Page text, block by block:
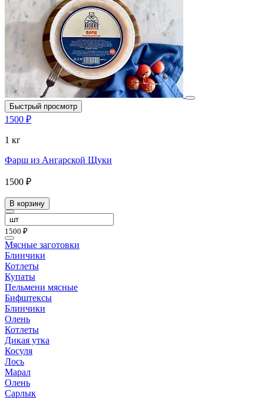
Быстрый просмотр
1500 ₽
1 кг
Фарш из Ангарской Щуки
1500 ₽
В корзину
1500 ₽
Мясные заготовки
Блинчики
Котлеты
Купаты
Пельмени мясные
Бифштексы
Блинчики
Олень
Котлеты
Дикая утка
Косуля
Лось
Марал
Олень
Сарлык